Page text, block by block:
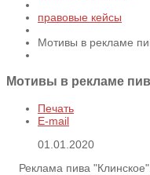
правовые кейсы
Мотивы в рекламе
Мотивы в рекламе
Печать
E-mail
01.01.2020
Реклама пива